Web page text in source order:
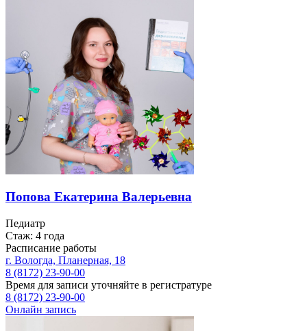
Попова Екатерина Валерьевна
Педиатр
Стаж: 4 года
Расписание работы
г. Вологда, Планерная, 18
8 (8172) 23-90-00
Время для записи уточняйте в регистратуре
8 (8172) 23-90-00
Онлайн запись